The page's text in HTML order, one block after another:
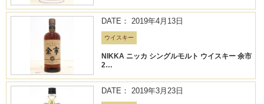
DATE： 2019年4月13日
ウイスキー
NIKKA ニッカ シングルモルト ウイスキー 余市
2…
DATE： 2019年3月23日